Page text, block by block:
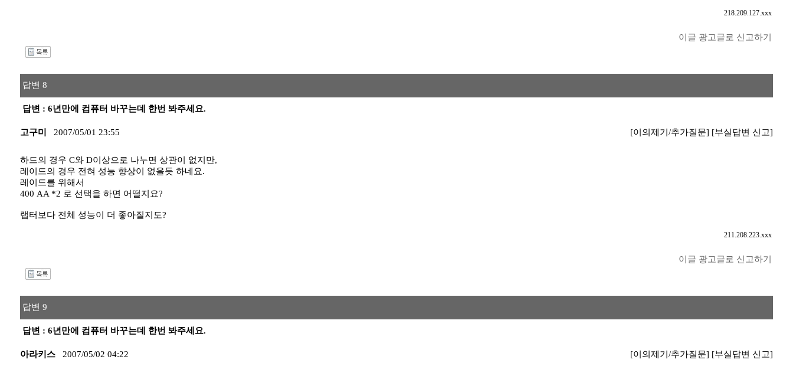
218.209.127.xxx
이글 광고글로 신고하기
답변 8
답변 : 6년만에 컴퓨터 바꾸는데 한번 봐주세요.
고구미 2007/05/01 23:55 [이의제기/추가질문] [부실답변 신고]
하드의 경우 C와 D이상으로 나누면 상관이 없지만,
레이드의 경우 전혀 성능 향상이 없을듯 하네요.
레이드를 위해서
400 AA *2 로 선택을 하면 어떨지요?
랩터보다 전체 성능이 더 좋아질지도?
211.208.223.xxx
이글 광고글로 신고하기
답변 9
답변 : 6년만에 컴퓨터 바꾸는데 한번 봐주세요.
아라키스 2007/05/02 04:22 [이의제기/추가질문] [부실답변 신고]